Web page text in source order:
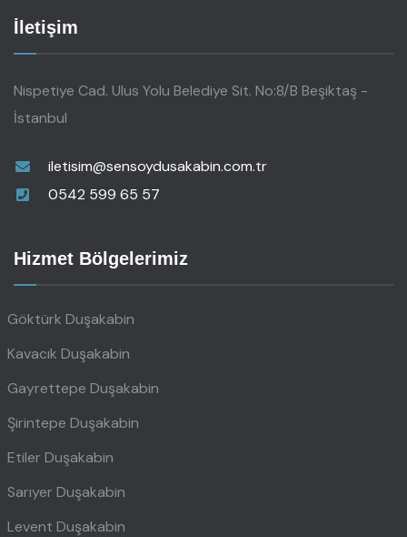
İletişim
Nispetiye Cad. Ulus Yolu Belediye Sit. No:8/B Beşiktaş -
İstanbul
iletisim@sensoydusakabin.com.tr
0542 599 65 57
Hizmet Bölgelerimiz
Göktürk Duşakabin
Kavacık Duşakabin
Gayrettepe Duşakabin
Şirintepe Duşakabin
Etiler Duşakabin
Sarıyer Duşakabin
Levent Duşakabin